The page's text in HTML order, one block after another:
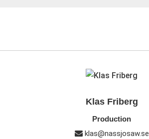
Klas Friberg
Production
klas@nassjosaw.se